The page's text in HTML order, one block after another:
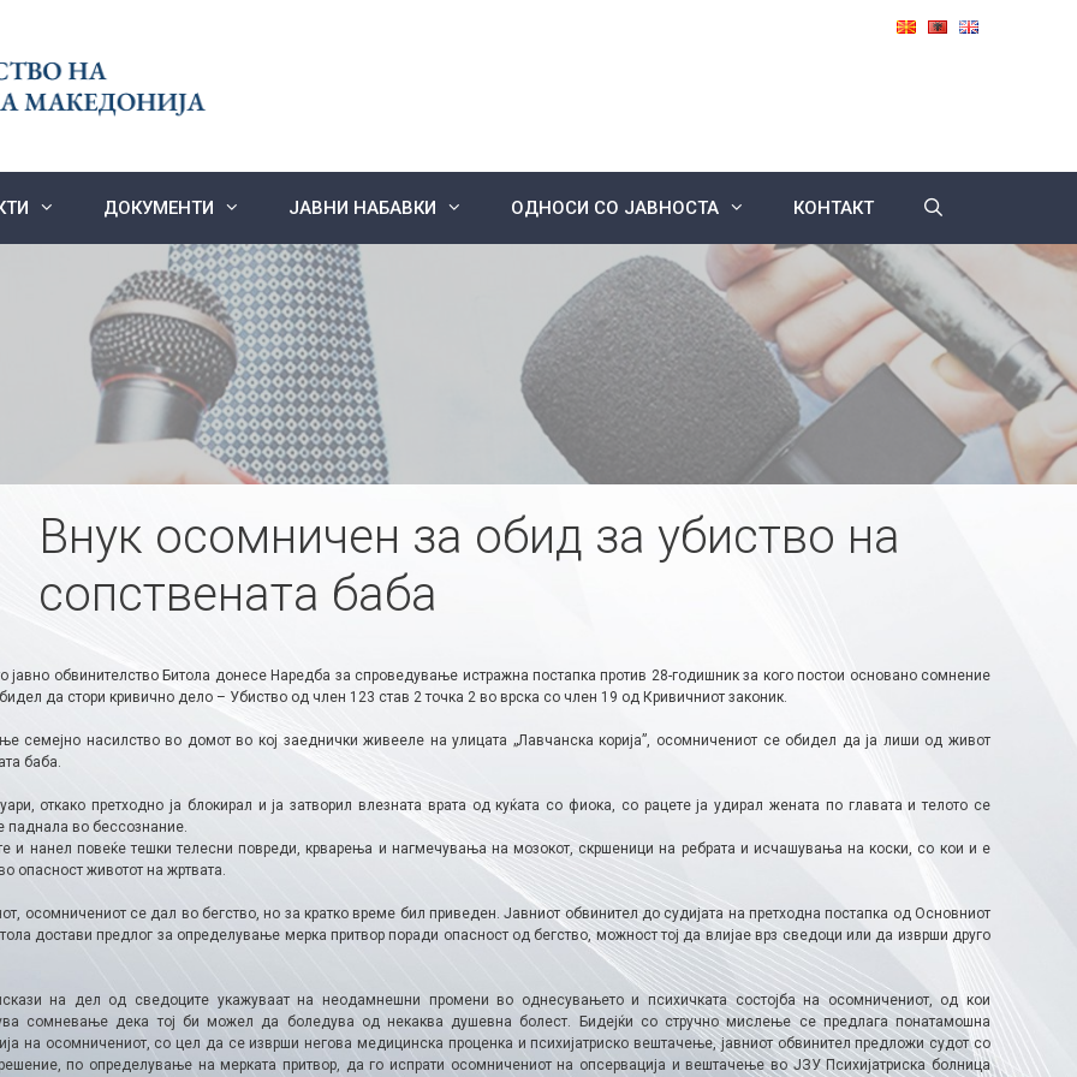
ДОКУМЕНТИ ЈАВНИ НАБАВКИ ОДНОСИ СО ЈАВНОСТА КОНТАКТ
Внук осомничен за обид за убиство на
сопствената баба
јавно обвинителство Битола донесе Наредба за спроведување истражна постапка против 28-годишник за кого постои основано сомнение
да стори кривично дело – Убиство од член 123 став 2 точка 2 во врска со член 19 од Кривичниот законик.
семејно насилство во домот во кој заеднички живееле на улицата „Лавчанска корија”, осомничениот се обидел да ја лиши од живот
баба.
откако претходно ја блокирал и ја затворил влезната врата од куќата со фиока, со рацете ја удирал жената по главата и телото се
паднала во бессознание.
и нанел повеќе тешки телесни повреди, крварења и нагмечувања на мозокот, скршеници на ребрата и исчашувања на коски, со кои и е
опасност животот на жртвата.
осомничениот се дал во бегство, но за кратко време бил приведен. Јавниот обвинител до судијата на претходна постапка од Основниот
достави предлог за определување мерка притвор поради опасност од бегство, можност тој да влијае врз сведоци или да изврши друго
на дел од сведоците укажуваат на неодамнешни промени во однесувањето и психичката состојба на осомничениот, од кои
сомневање дека тој би можел да боледува од некаква душевна болест. Бидејќи со стручно мислење се предлага понатамошна
на осомничениот, со цел да се изврши негова медицинска проценка и психијатриско вештачење, јавниот обвинител предложи судот со
по определување на мерката притвор, да го испрати осомничениот на опсервација и вештачење во ЈЗУ Психијатриска болница